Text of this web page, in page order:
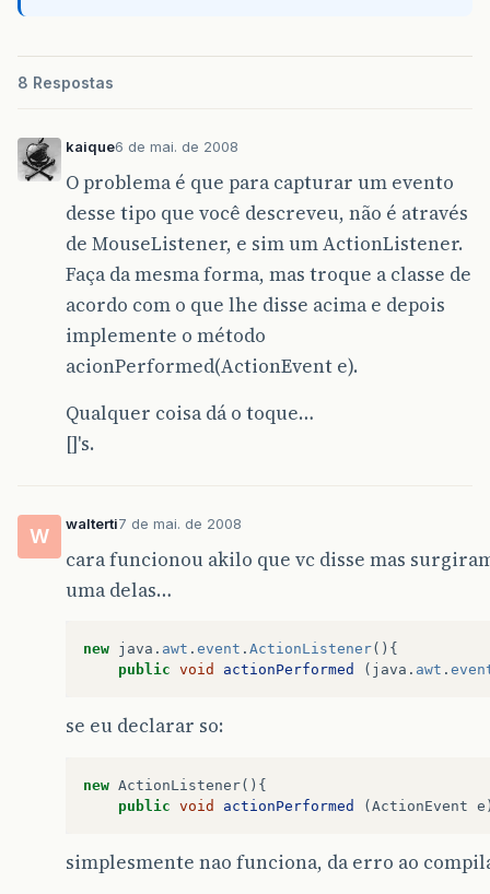
8 Respostas
kaique6 de mai. de 2008
O problema é que para capturar um evento
desse tipo que você descreveu, não é através
de MouseListener, e sim um ActionListener.
Faça da mesma forma, mas troque a classe de
acordo com o que lhe disse acima e depois
implemente o método
acionPerformed(ActionEvent e).
Qualquer coisa dá o toque…
[]'s.
W
walterti7 de mai. de 2008
cara funcionou akilo que vc disse mas
uma delas…
new java . awt . event . ActionListener(){
public void actionPerformed ( java . awt .
se eu declarar so:
new ActionListener(){
public void actionPerformed ( ActionEvent e
simplesmente nao funciona, da erro ao